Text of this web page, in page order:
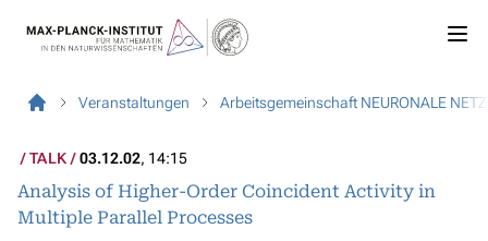
Veranstaltungen Arbeitsgemeinschaft NEURONALE
TALK 03.12.02, 14:15
Analysis of Higher-Order Coincident Activity in
Multiple Parallel Processes